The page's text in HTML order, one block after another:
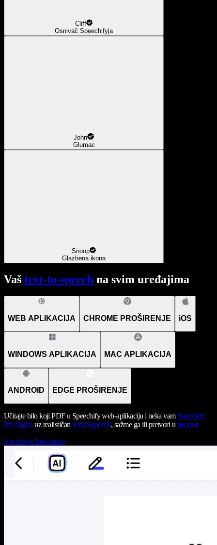
Cliff
Osnivač Speechifyja
John
Glumac
Snoop
Glazbena ikona
Vaš text-to-speech na svim uređajima
WEB APLIKACIJA CHROME PROŠIRENJE iOS
WINDOWS APLIKACIJA MAC APLIKACIJA
ANDROID EDGE PROŠIRENJE
Učitajte bilo koji PDF u Speechify web-aplikaciju i neka vam Speechify
čita naglasuz realističan text-to-speech, sažme ga ili pretvori u podcast
Isprobajte besplatno